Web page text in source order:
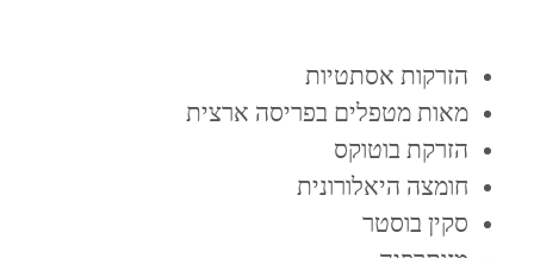
הזרקות אסתטיות
מאות מטפלים בפריסה ארצית
הזרקת בוטוקס
חומצה היאלורונית
סקין בוסטר